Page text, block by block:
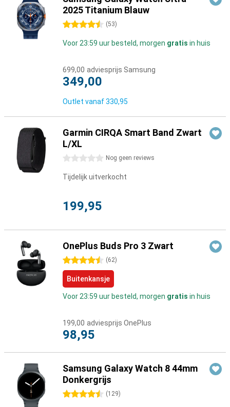
2025 Titanium Blauw
4.5 sterren (53)
Voor 23:59 uur besteld, morgen gratis in huis
699,00 adviesprijs Samsung
349,00
Outlet vanaf330,95
Garmin CIRQA Smart Band Zwart
L/XL
0 sterren Nog geen reviews
Tijdelijk uitverkocht
199,95
OnePlus Buds Pro 3 Zwart
4.5 sterren (62)
Buitenkansje
Voor 23:59 uur besteld, morgen gratis in huis
199,00 adviesprijs OnePlus
98,95
Samsung Galaxy Watch 8 44mm
Donkergrijs
4.5 sterren (129)